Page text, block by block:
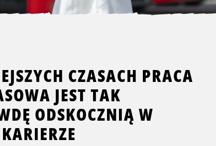
CZASACH PRACA
JEST TAK
ODSKOCZNIĄ W